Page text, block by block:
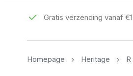
Gratis verzending vanaf
Homepage Heritage